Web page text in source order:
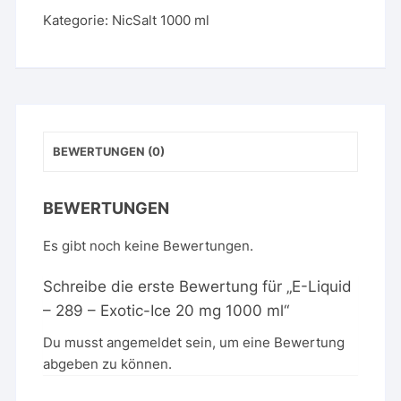
-
Exotic-
Kategorie: NicSalt 1000 ml
BEWERTUNGEN (0)
BEWERTUNGEN
Es gibt noch keine Bewertungen.
Schreibe die erste Bewertung für „E-Liquid
– 289 – Exotic-Ice 20 mg 1000 ml“
Du musstangemeldet sein, um eine Bewertung
abgeben zu können.